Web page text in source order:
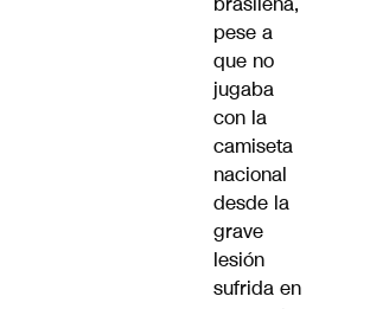
pese a
que no
jugaba
con la
camiseta
nacional
desde la
grave
lesión
sufrida en